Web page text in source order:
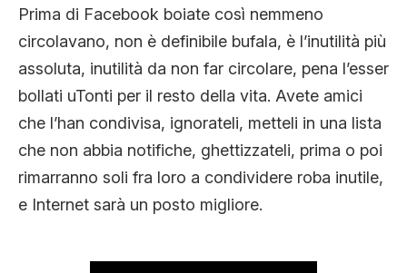
Prima di Facebook boiate così nemmeno
circolavano, non è definibile bufala, è l’inutilità più
assoluta, inutilità da non far circolare, pena l’esser
bollati uTonti per il resto della vita. Avete amici
che l’han condivisa, ignorateli, metteli in una lista
che non abbia notifiche, ghettizzateli, prima o poi
rimarranno soli fra loro a condividere roba inutile,
e Internet sarà un posto migliore.